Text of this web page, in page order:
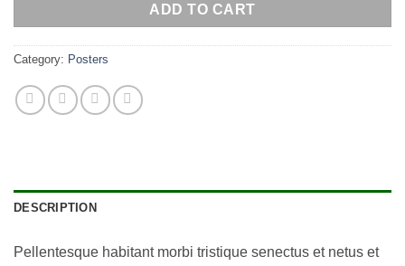
ADD TO CART
Category: Posters
DESCRIPTION
Pellentesque habitant morbi tristique senectus et netus et